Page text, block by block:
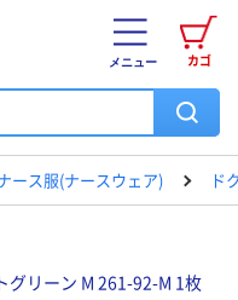
カゴ
メニュー
ース服(ナースウェア) ド
グリーン M 261-92-M 1枚